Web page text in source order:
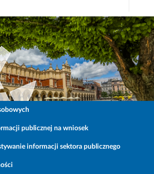
publicznej na wniosek
informacji sektora publicznego